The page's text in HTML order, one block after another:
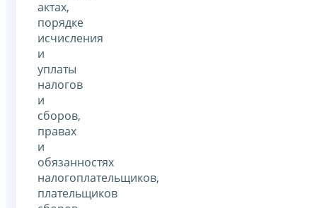
актах,
порядке
исчисления
и
уплаты
налогов
и
сборов,
правах
и
обязанностях
налогоплательщиков,
плательщиков